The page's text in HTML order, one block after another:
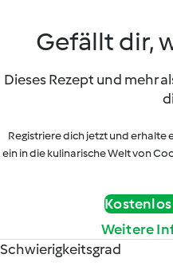
Gefällt dir,
Dieses Rezept und mehr
Registriere dich jetzt und erhalte
ein in die kulinarische Welt von
Weitere
Schwierigkeitsgrad